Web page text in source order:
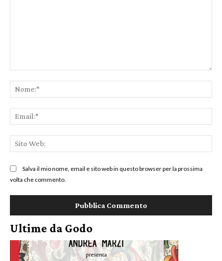
Salva il mio nome, email e sito web in questo browser per la prossima
volta che commento.
Ultime da Godo